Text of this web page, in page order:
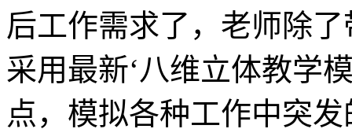
后工作需求了，老师除
采用最新‘八维立体教学
点，模拟各种工作中突